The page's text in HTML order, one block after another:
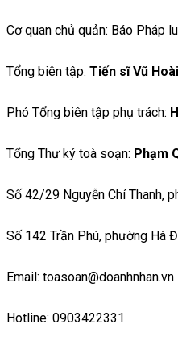
Cơ quan chủ quản: Báo Pháp
Tổng biên tập: Tiến sĩ Vũ
Phó Tổng biên tập phụ trách:
Tổng Thư ký toà soạn: Phạm
Số 42/29 Nguyễn Chí Thanh,
Số 142 Trần Phú, phường Hà
Email: toasoan@doanhnhan.vn
Hotline: 0903422331